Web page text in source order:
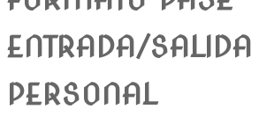
ENTRADA/SALIDA
PERSONAL